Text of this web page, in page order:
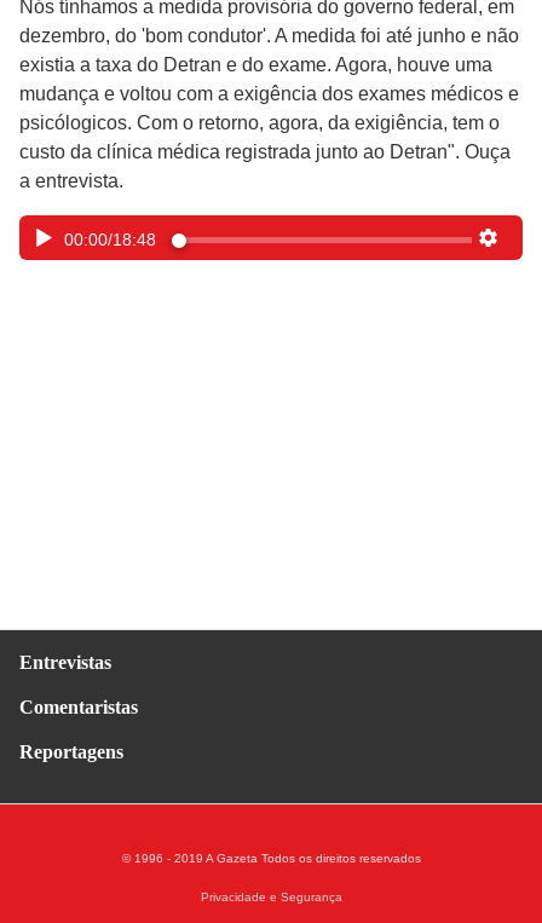
Nós tínhamos a medida provisória do governo federal, em
dezembro, do 'bom condutor'. A medida foi até junho e não
existia a taxa do Detran e do exame. Agora, houve uma
mudança e voltou com a exigência dos exames médicos e
psicólogicos. Com o retorno, agora, da exigiência, tem o
custo da clínica médica registrada junto ao Detran". Ouça
a entrevista.
00:00/18:48
Entrevistas
Comentaristas
Reportagens
© 1996 - 2019 A Gazeta Todos os direitos reservados
Privacidade e Segurança